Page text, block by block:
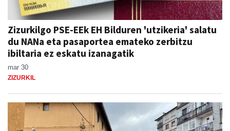
Zizurkilgo PSE-EEk EH Bilduren 'utzikeria' salatu
du NANa eta pasaportea emateko zerbitzu
ibiltaria ez eskatu izanagatik
mar 30
ZIZURKIL